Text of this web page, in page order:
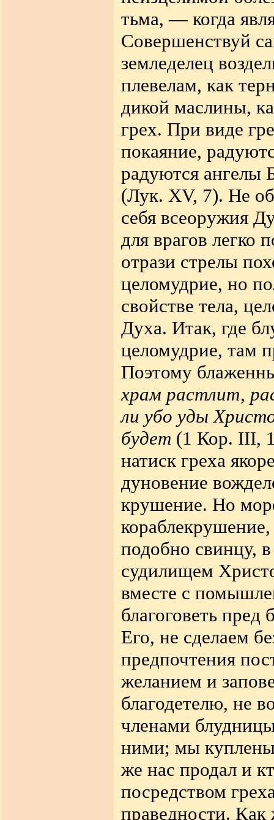
тьма, — когда
Совершенствуй
земледелец
плевелам, как
дикой маслины,
грех. При виде
покаяние,
радуются
(Лук. XV, 7). Не
себя всеоружия
для врагов
отрази стрелы
целомудрие, но
свойстве тела,
Духа. Итак, где
целомудрие, там
Поэтому
храм растлит,
ли убо уды
будет (1 Кор. III,
натиск греха
дуновение
крушение. Но
подобно свинцу,
судилищем
вместе с
благоговеть
Его, не сделаем
предпочтения
желанием и
благодетелю, не
членами
ними; мы
же нас продал и
посредством
праведности.